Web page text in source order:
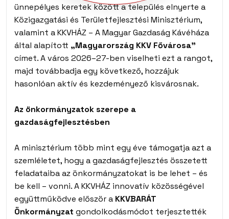
ünnepélyes keretek között a település elnyerte a
Közigazgatási és Területfejlesztési Minisztérium,
valamint a KKVHÁZ – A Magyar Gazdaság Kávéháza
által alapított „Magyarország KKV Fővárosa”
címet. A város 2026–27-ben viselheti ezt a rangot,
majd továbbadja egy következő, hozzájuk
hasonlóan aktív és kezdeményező kisvárosnak.
Az önkormányzatok szerepe a
gazdaságfejlesztésben
A minisztérium több mint egy éve támogatja azt a
szemléletet, hogy a gazdaságfejlesztés összetett
feladataiba az önkormányzatokat is be lehet – és
be kell – vonni. A KKVHÁZ innovatív közösségével
együttműködve először a KKVBARÁT
Önkormányzat gondolkodásmódot terjesztették